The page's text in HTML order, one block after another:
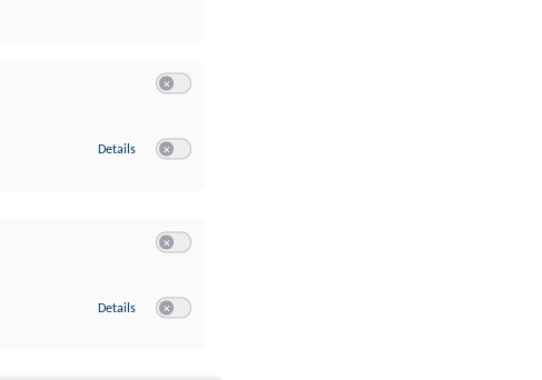
Details zu Google Analytics
Details zu YouTube